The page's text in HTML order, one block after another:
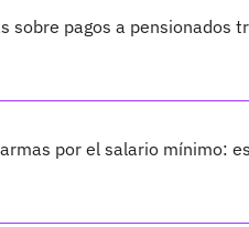
sobre pagos a pensionados
por el salario mínimo: